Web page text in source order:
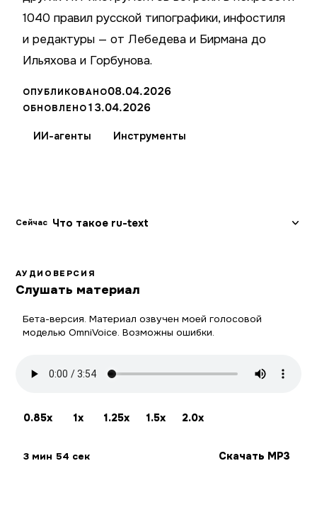
1040 правил русской типографики, инфостиля
и редактуры — от Лебедева и Бирмана до
Ильяхова и Горбунова.
ОПУБЛИКОВАНО08.04.2026
ОБНОВЛЕНО13.04.2026
ИИ-агенты Инструменты
Сейчас Что такое ru-text
АУДИОВЕРСИЯ
Слушать материал
Бета-версия. Материал озвучен моей голосовой
моделью OmniVoice. Возможны ошибки.
0.85x 1x 1.25x 1.5x 2.0x
3 мин 54 сек Скачать MP3